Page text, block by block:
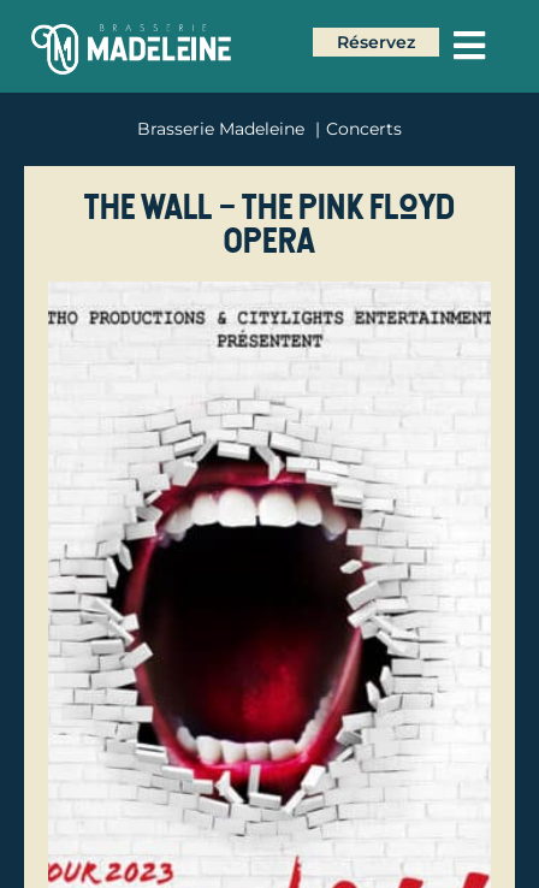
Réservez
Brasserie Madeleine Concerts
The wall – The Pink Floyd
Opera